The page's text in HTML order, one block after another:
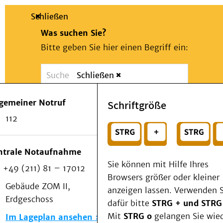
Suche
Schließen
Was suchen Sie?
Bitte geben Sie hier einen Begriff ein:
Suchen
Wählen Sie ein Thema für Ihren
Notfall
Schließen
Notruf
112
Notaufnahme
+49 (211) 81 – 17012
Gebäude ZOM II,
Erdgeschoss
Im Lageplan ansehen
Schriftgröße
Sie können mit Hilfe Ihres
Browsers größer oder kleiner
anzeigen lassen. Verwenden
dafür bitte STRG + und
Mit STRG o gelangen Sie
Patienten & Besucher
Als Patient am UKD
Beratung und Unterstützung
Veranstaltungen
Kommunikation im Medizinwesen (KIM)
Notfall
Forschung & Lehre
Medizinische Fakultät